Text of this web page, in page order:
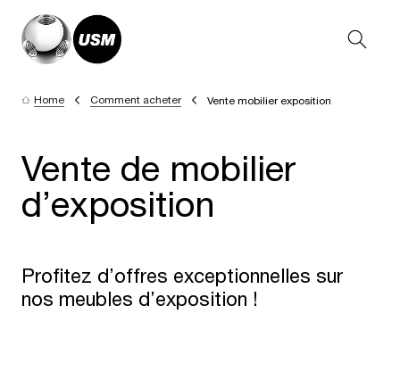
Home Comment acheter Vente mobilier exposition
Vente de mobilier
d’exposition
Profitez d’offres exceptionnelles sur
nos meubles d’exposition !